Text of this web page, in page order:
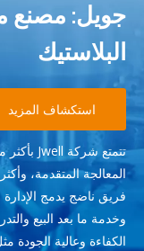
جويل:
البلاستيك
استكشاف المزيد
فريق ناضج يدمج
وخدمة ما بعد البيع
الكفاءة وعالية